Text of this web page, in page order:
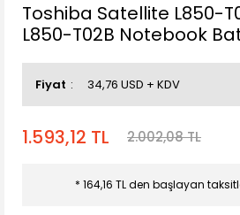
Toshiba Satellite L850-
L850-T02B Notebook
Fiyat 34,76 USD + KDV
1.593,12 TL 2.002,08 TL
* 164,16 TL den başlayan